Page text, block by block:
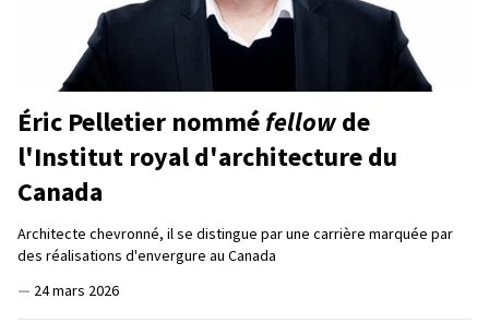
Éric Pelletier nomméfellowde
l'Institut royal d'architecture du
Canada
Architecte chevronné, il se distingue par une carrière marquée par
des réalisations d'envergure au Canada
— 24 mars 2026